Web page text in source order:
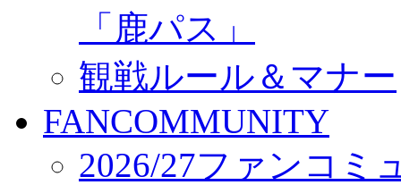
「鹿パス」
観戦ルール＆マナー
FANCOMMUNITY
2026/27ファンコミ